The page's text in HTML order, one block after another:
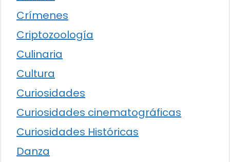
Crímenes
Criptozoología
Culinaria
Cultura
Curiosidades
Curiosidades cinematográficas
Curiosidades Históricas
Danza